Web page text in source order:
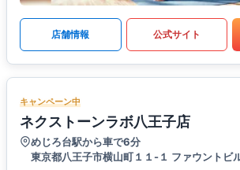
店舗情報 公式サイト
キャンペーン中
ネクストーンラボ八王子店
めじろ台駅から車で6分
東京都八王子市横山町１１-１ ファウントビ